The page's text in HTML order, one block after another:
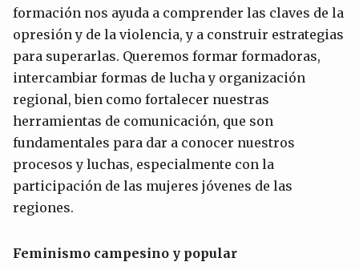
formación nos ayuda a comprender las claves de la
opresión y de la violencia, y a construir estrategias
para superarlas. Queremos formar formadoras,
intercambiar formas de lucha y organización
regional, bien como fortalecer nuestras
herramientas de comunicación, que son
fundamentales para dar a conocer nuestros
procesos y luchas, especialmente con la
participación de las mujeres jóvenes de las
regiones.
Feminismo campesino y popular